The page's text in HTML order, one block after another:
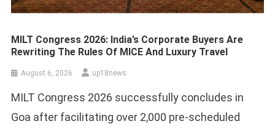
MILT Congress 2026: India’s Corporate Buyers Are
Rewriting The Rules Of MICE And Luxury Travel
August 6, 2026 up18news
MILT Congress 2026 successfully concludes in
Goa after facilitating over 2,000 pre-scheduled